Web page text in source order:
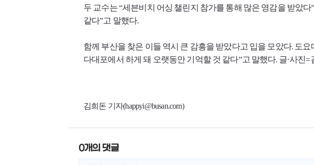
두 교수는 “세븐비치 어싱 챌린지 참가를 통해 많은 영감을 받았
같다”고 말했다.
함께 부산을 찾은 이들 역시 큰 감흥을 받았다고 입을 모았다. 도
다대포에서 하게 돼 오랫동안 기억할 것 같다”고 말했다. 글·사진=
김희돈 기자(happyi@busan.com)
0개의 댓글